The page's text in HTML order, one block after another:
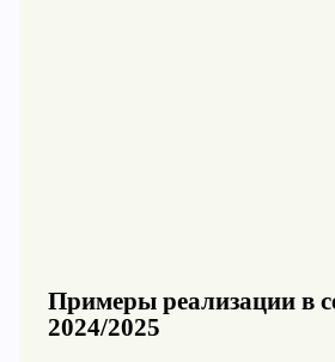
Примеры реализации в
2024/2025